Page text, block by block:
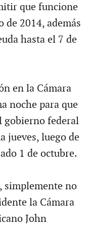
que funcione
de 2014, además
hasta el 7 de
en la Cámara
noche para que
gobierno federal
jueves, luego de
1 de octubre.
simplemente no
la Cámara
John